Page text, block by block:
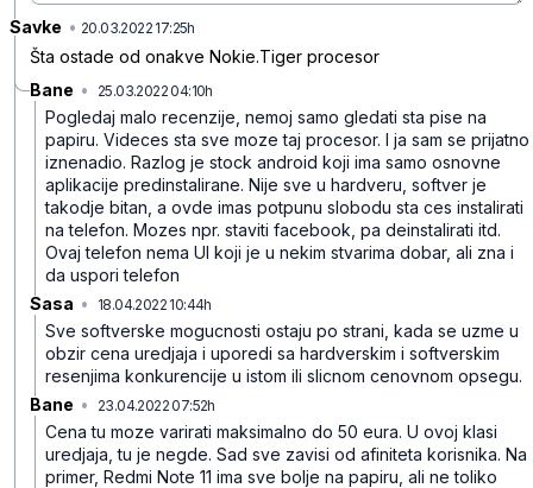
Savke • 20.03.2022 17:25h
Šta ostade od onakve Nokie.Tiger procesor
Bane • 25.03.2022 04:10h
Pogledaj malo recenzije, nemoj samo gledati sta pise na
papiru. Videces sta sve moze taj procesor. I ja sam se prijatno
iznenadio. Razlog je stock android koji ima samo osnovne
aplikacije predinstalirane. Nije sve u hardveru, softver je
takodje bitan, a ovde imas potpunu slobodu sta ces instalirati
na telefon. Mozes npr. staviti facebook, pa deinstalirati itd.
Ovaj telefon nema UI koji je u nekim stvarima dobar, ali zna i
da uspori telefon
Sasa • 18.04.2022 10:44h
Sve softverske mogucnosti ostaju po strani, kada se uzme u
obzir cena uredjaja i uporedi sa hardverskim i softverskim
resenjima konkurencije u istom ili slicnom cenovnom opsegu.
Bane • 23.04.2022 07:52h
Cena tu moze varirati maksimalno do 50 eura. U ovoj klasi
uredjaja, tu je negde. Sad sve zavisi od afiniteta korisnika. Na
primer, Redmi Note 11 ima sve bolje na papiru, ali ne toliko